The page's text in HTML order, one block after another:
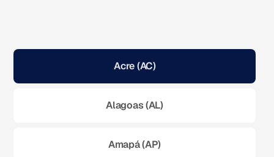
Acre (AC)
Alagoas (AL)
Amapá (AP)